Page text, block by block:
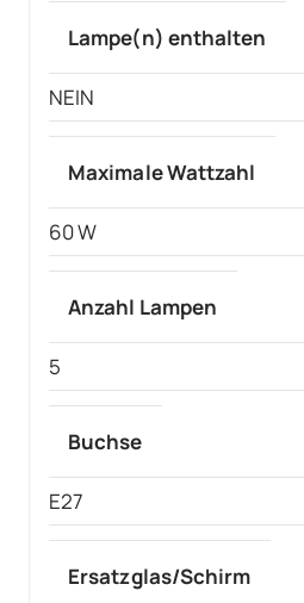
Lampe(n) enthalten
NEIN
Maximale Wattzahl
60 W
Anzahl Lampen
5
Buchse
E27
Ersatzglas/Schirm